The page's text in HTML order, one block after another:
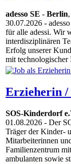
adesso SE - Berlin,
30.07.2026 -
für alle adessi. Wir
interdisziplinären
Erfolg unserer
mit technologischer
Erzieherin /
SOS-Kinderdorf
01.08.2026 - Der
Träger der Kinder-
Mitarbeiterinnen
Familienzentrum
ambulanten sowie